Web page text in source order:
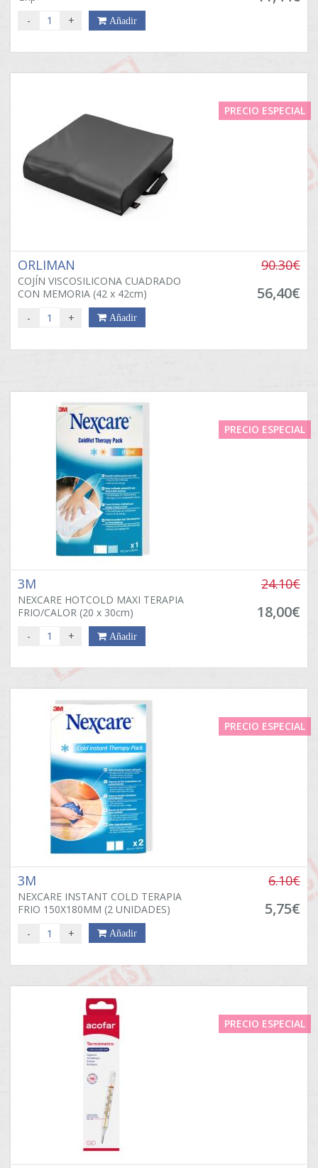
- + Añadir
PRECIO ESPECIAL
ORLIMAN
COJÍN VISCOSILICONA CUADRADO
CON MEMORIA (42 x 42cm)
90.30€
56,40€
- + Añadir
PRECIO ESPECIAL
3M
NEXCARE HOTCOLD MAXI TERAPIA
FRIO/CALOR (20 x 30cm)
24.10€
18,00€
- + Añadir
PRECIO ESPECIAL
3M
NEXCARE INSTANT COLD TERAPIA
FRIO 150X180MM (2 UNIDADES)
6.10€
5,75€
- + Añadir
PRECIO ESPECIAL